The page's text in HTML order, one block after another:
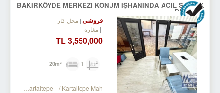
BAKIRKÖYDE MERKEZİ KONUM İŞHANINDA ACİL SATILIK
DÜKKAN
فروشی محل کار
مغازه
3,550,000 TL
1
/ Kartaltepe / Kartaltepe Mah.